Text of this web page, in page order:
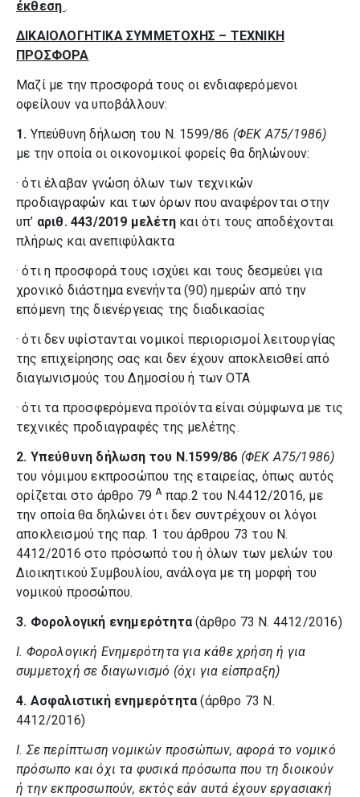
έκθεση.
ΔΙΚΑΙΟΛΟΓΗΤΙΚΑ ΣΥΜΜΕΤΟΧΗΣ – ΤΕΧΝΙΚΗ
ΠΡΟΣΦΟΡΑ
Μαζί με την προσφορά τους οι ενδιαφερόμενοι
οφείλουν να υποβάλλουν:
1. Υπεύθυνη δήλωση του Ν. 1599/86 (ΦΕΚ Α75/1986)
με την οποία οι οικονομικοί φορείς θα δηλώνουν:
· ότι έλαβαν γνώση όλων των τεχνικών
προδιαγραφών και των όρων που αναφέρονται στην
υπ’ αριθ.443/2019 μελέτη και ότι τους αποδέχονται
πλήρως και ανεπιφύλακτα
· ότι η προσφορά τους ισχύει και τους δεσμεύει για
χρονικό διάστημα ενενήντα (90) ημερών από την
επόμενη της διενέργειας της διαδικασίας
· ότι δεν υφίστανται νομικοί περιορισμοί λειτουργίας
της επιχείρησης σας και δεν έχουν αποκλεισθεί από
διαγωνισμούς του Δημοσίου ή των ΟΤΑ
· ότι τα προσφερόμενα προϊόντα είναι σύμφωνα με τις
τεχνικές προδιαγραφές της μελέτης.
2. Υπεύθυνη δήλωση του Ν.1599/86 (ΦΕΚ Α75/1986)
του νόμιμου εκπροσώπου της εταιρείας, όπως αυτός
ορίζεται στο άρθρο 79Απαρ.2 του Ν.4412/2016, με
την οποία θα δηλώνει ότι δεν συντρέχουν οι λόγοι
αποκλεισμού της παρ. 1 του άρθρου 73 του Ν.
4412/2016 στο πρόσωπό του ή όλων των μελών του
Διοικητικού Συμβουλίου, ανάλογα με τη μορφή του
νομικού προσώπου.
3. Φορολογική ενημερότητα(άρθρο 73 Ν. 4412/2016)
I. Φορολογική Ενημερότητα για κάθε χρήση ή για
συμμετοχή σε διαγωνισμό (όχι για είσπραξη)
4. Ασφαλιστική ενημερότητα(άρθρο 73 Ν.
4412/2016)
I.Σε περίπτωση νομικών προσώπων, αφορά το νομικό
πρόσωπο και όχι τα φυσικά πρόσωπα που τη διοικούν
ή την εκπροσωπούν, εκτός εάν αυτά έχουν εργασιακή